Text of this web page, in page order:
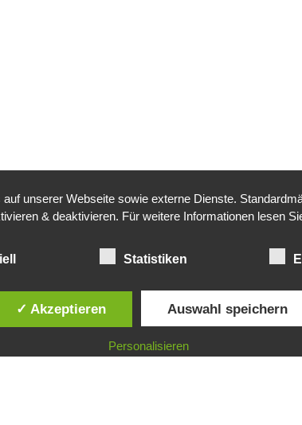
Raum mieten
unserer Webseite sowie externe Dienste.
& deaktivieren. Für weitere Informationen lesen
Statistiken
✓ Akzeptieren Auswahl speichern
Personalisieren